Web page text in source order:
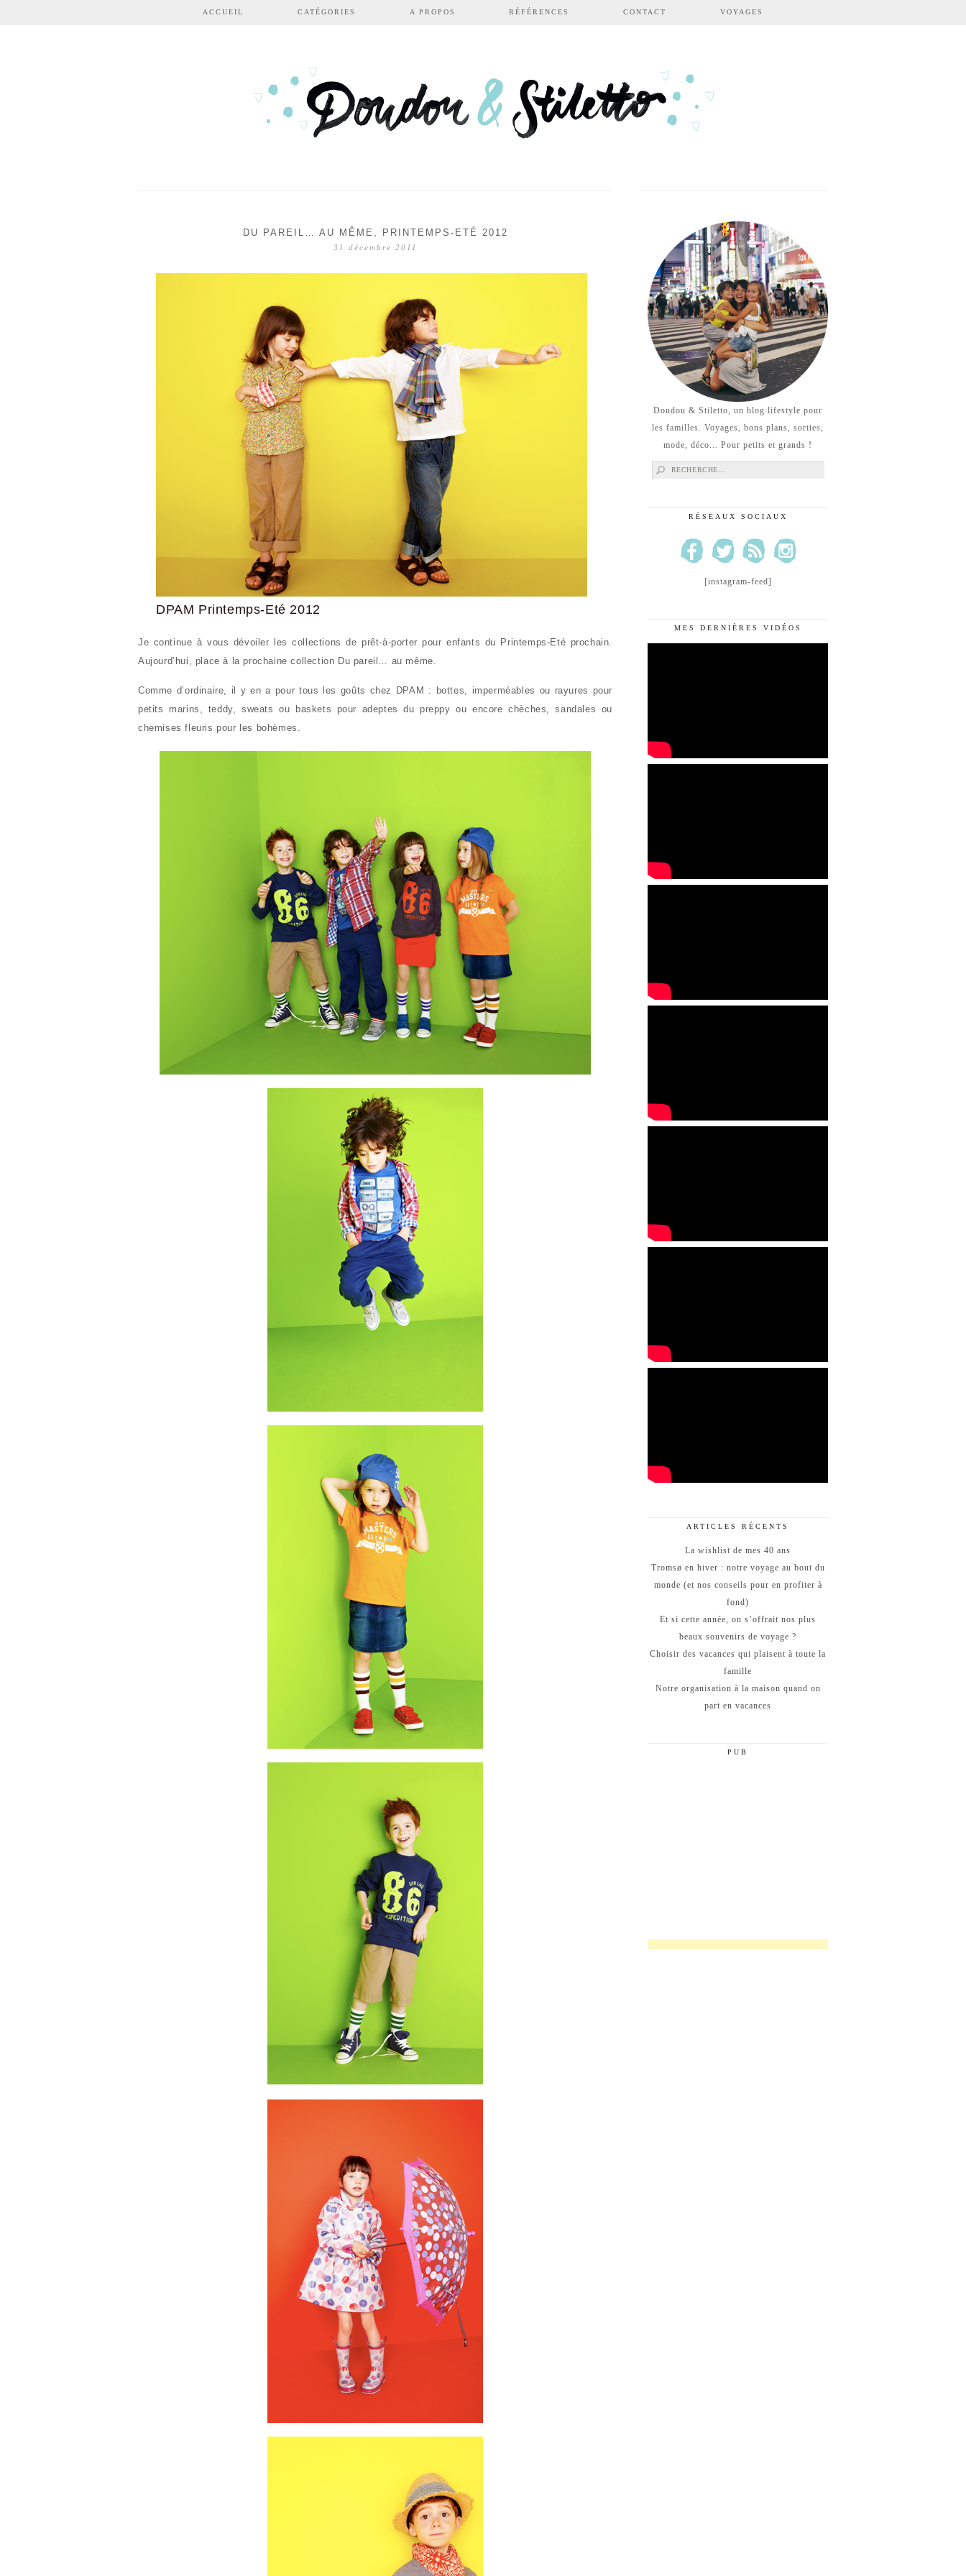
Aller au contenu principal
ACCUEIL CATÉGORIES A PROPOS RÉFÉRENCES CONTACT VOYAGES
DU PAREIL… AU MÊME, PRINTEMPS-ETÉ 2012
31 décembre 2011
DPAM Printemps-Eté 2012
Je continue à vous dévoiler les collections de prêt-à-porter pour enfants du Printemps-Eté prochain.
Aujourd’hui, place à la prochaine collection Du pareil… au même.
Comme d’ordinaire, il y en a pour tous les goûts chez DPAM : bottes, imperméables ou rayures pour
petits marins, teddy, sweats ou baskets pour adeptes du preppy ou encore chèches, sandales ou
chemises fleuris pour les bohèmes.
Doudou & Stiletto, un blog lifestyle pour
les familles. Voyages, bons plans, sorties,
mode, déco... Pour petits et grands !
Rechercher :
RÉSEAUX SOCIAUX
[instagram-feed]
MES DERNIÈRES VIDÉOS
ARTICLES RÉCENTS
La wishlist de mes 40 ans
Tromsø en hiver : notre voyage au bout du
monde (et nos conseils pour en profiter à
fond)
Et si cette année, on s’offrait nos plus
beaux souvenirs de voyage ?
Choisir des vacances qui plaisent à toute la
famille
Notre organisation à la maison quand on
part en vacances
PUB